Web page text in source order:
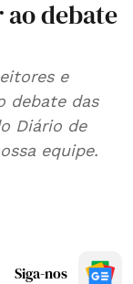
debate
e
debate das
Diário de
equipe.
Siga-nos